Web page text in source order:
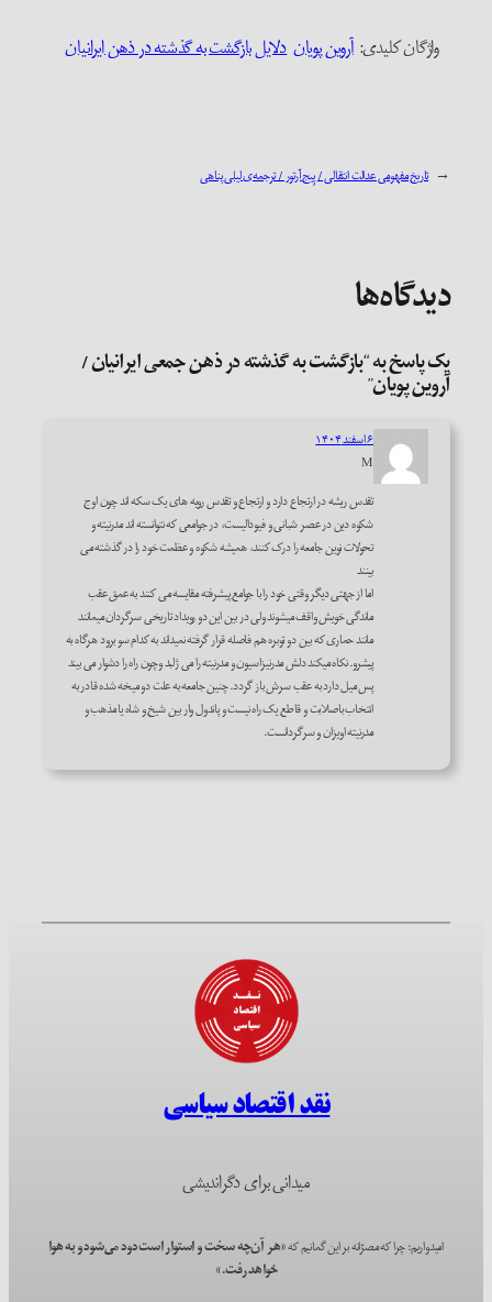
واژگان کلیدی:‌آروین پویاندلایل بازگشت به گذشته در ذهن ایرانیان
← تاریخ مفهومی عدالت انتقالی / پِیج آرتور / ترجمه‌ی لیلی پناهی
دیدگاه‌ها
یک پاسخ به “بازگشت به گذشته در ذهن جمعی ایرانیان /
آروین پویان”
۶ اسفند ۱۴۰۴
M
تقدس ریشه در ارتجاع دارد و ارتجاع و تقدس رویه های یک سکه اند چون اوج
شکوه دین در عصر شبانی و فیودالیست، در جوامعی که نتوانسته اند مدرنیته و
تحولات نوین جامعه را درک کنند، همیشه شکوه و عظمت خود را در گذشته می
بینند
اما از جهتی دیگر وقتی خود را با جوامع پیشرفته مقایسه می کنند به عمق عقب
ماندگی خویش واقف میشوند ولی در بین این دو رویداد تاریخی سرگردان میمانند
مانند حماری که بین دو توبره هم فاصله قرار گرفته نمیداند به کدام سو برود هرگاه به
پیشرو. نکاه میکند دلش مدرنیزاسیون و مدرنیته را می ژلبد وچون راه را دشوار می بیند
پس میل دارد به عقب سرش باز گردد. چنین جامعه به علت دو میخه شده قادر به
انتخاب باصلابت و قاطع یک راه نیست و پاندول وار بین شیخ و شاه یا مذهب و
مدرنیته اویزان و سرگردانست.
نقد اقتصاد سیاسی
میدانی برای دگراندیشی
امیدواریم؛ چرا که مصرّانه بر این گمانیم که«هر آن‌چه سخت و استوار است دود می‌شود و به هوا
خواهد رفت.»